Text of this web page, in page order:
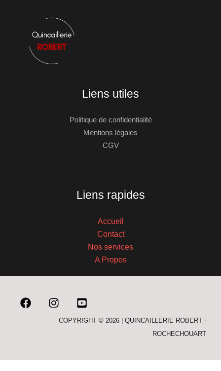
Liens utiles
Politique de confidentialité
Mentions légales
CGV
Liens rapides
Accueil
Contact
Nos services
A Propos
COPYRIGHT © 2026 | QUINCAILLERIE ROBERT -
ROCHECHOUART